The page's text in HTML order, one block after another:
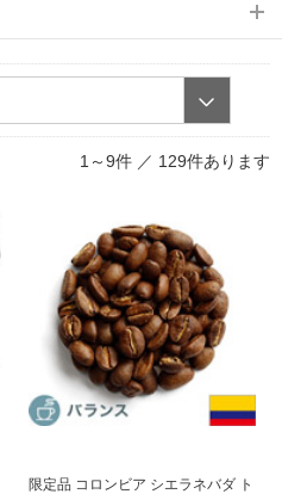
1～9件 ／ 129件あります
限定品 コロンビア シエラネバダ ト